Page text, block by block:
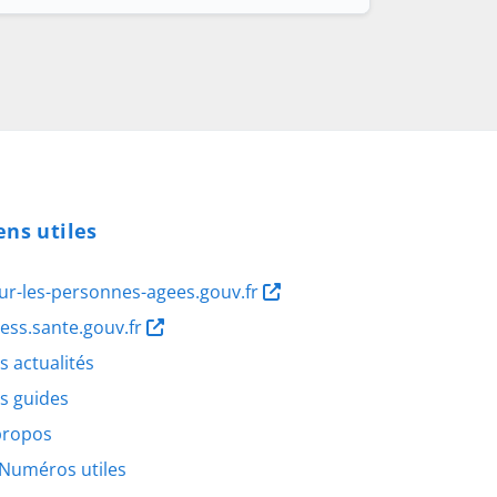
utiles
les-personnes-agees.gouv.fr
actualités
guides
utiles